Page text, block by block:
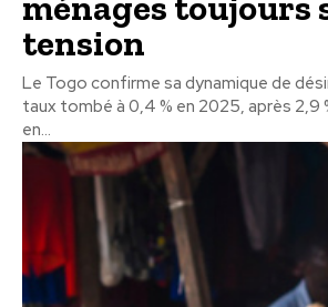
tension
Le Togo confirme sa dynamique de
taux tombé à 0,4 % en 2025, après 2,9
en...